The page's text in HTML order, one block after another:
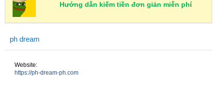
Hướng dẫn kiếm tiền đơn giản miễn phí
ph dream
Website
https://ph-dream-ph.com